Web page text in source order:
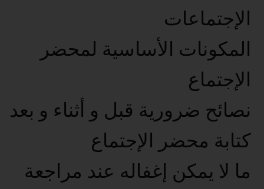
الإجتماعات
المكونات الأساسية لمحضر
الإجتماع
نصائح ضرورية قبل و أثناء و بعد
كتابة محضر الإجتماع
ما لا يمكن إغفاله عند مراجعة